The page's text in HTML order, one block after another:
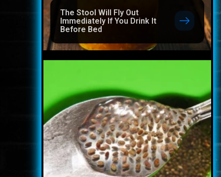
The Stool Will Fly Out
Immediately If You Drink It
Before Bed